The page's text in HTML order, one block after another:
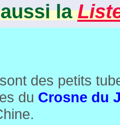
la
sont des petits
du Crosne du